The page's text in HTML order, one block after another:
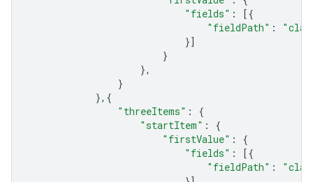
"fields" :
[{
"fieldPath" :
}]
}
},
}
},{
"threeItems" :
{
"startItem" :
{
"firstValue" :
{
"fields" :
[{
"fieldPath" :